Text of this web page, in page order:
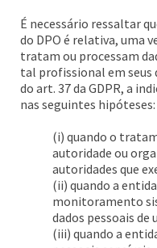
É necessário ressaltar
do DPO é relativa, uma
tratam ou processam
tal profissional em seus
do art. 37 da GDPR, a
nas seguintes hipóteses:
(i) quando o
autoridade ou
autoridades que
(ii) quando a
monitoramento
dados pessoais de
(iii) quando a